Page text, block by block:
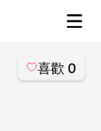
All喜歡 0